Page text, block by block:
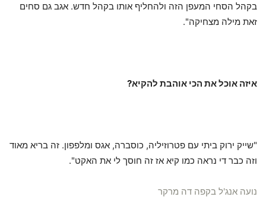
בקהל הסחי המעפן הזה ולהחליף אותו בקהל חדש. אגב גם סחים
זאת מילה מצחיקה".
איזה אוכל את הכי אוהבת להקיא?
"שייק ירוק ביתי עם פטרוזיליה, כוסברה, אגס ומלפפון. זה בריא מאוד
וזה כבר די נראה כמו קיא אז זה חוסך לי את האקט".
נועה אנג'ל בקפה דה מרקר